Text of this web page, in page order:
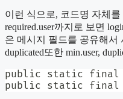
이런 식으로, 코드명 자체를
required.user까지로 보면
은 메시지 필드를 공유해서
duplicated또한 min.user,
public static final
public static final